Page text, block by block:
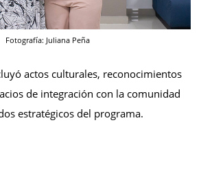
Fotografía: Juliana Peña
actos culturales, reconocimientos
de integración con la comunidad
estratégicos del programa.